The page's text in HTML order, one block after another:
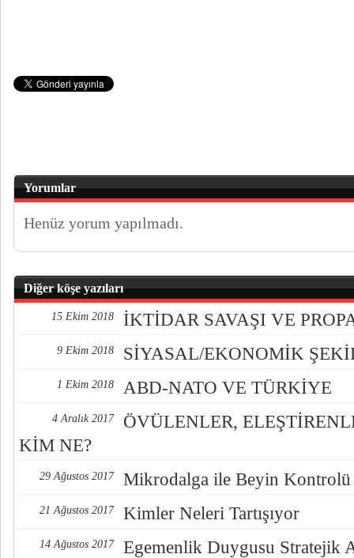
Yorumlar
Henüz yorum yapılmadı.
Diğer köşe yazıları
15 Ekim 2018 İKTİDAR SAVAŞI VE
9 Ekim 2018 SİYASAL/EKONOMİK
1 Ekim 2018 ABD-NATO VE TÜRKİYE
4 Aralık 2017
ÖVÜLENLER,
KİM NE?
29 Ağustos 2017 Mikrodalga ile Beyin Kontrolü
21 Ağustos 2017 Kimler Neleri Tartışıyor
14 Ağustos 2017 Egemenlik Duygusu Stratejik